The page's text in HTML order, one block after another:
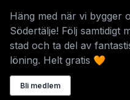
Häng med när vi bygger
Södertälje! Följ samtidigt
stad och ta del av
löning. Helt gratis 🧡
Bli medlem